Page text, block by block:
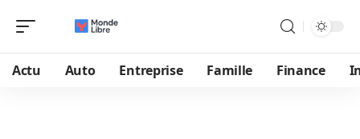
Actu Auto Entreprise Famille Finance